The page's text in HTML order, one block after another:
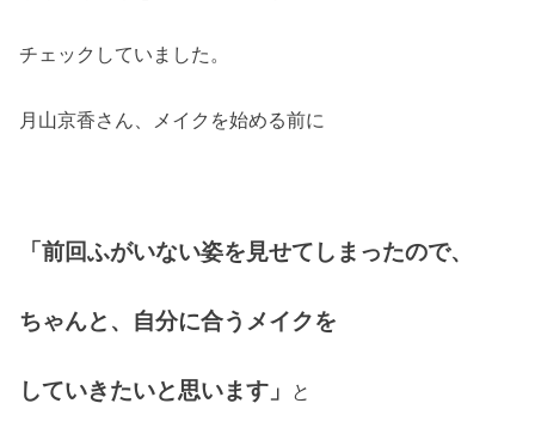
チェックしていました。
月山京香さん、メイクを始める前に
「前回ふがいない姿を見せてしまったので、
ちゃんと、自分に合うメイクを
していきたいと思います」 と